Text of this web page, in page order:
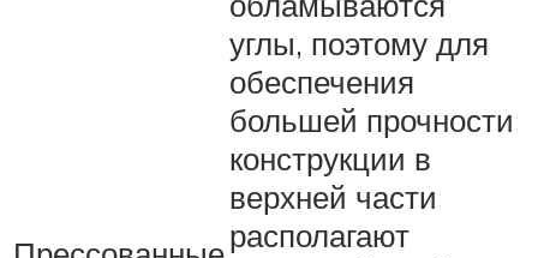
углы, поэтому для
обеспечения
большей прочности
конструкции в
верхней части
располагают